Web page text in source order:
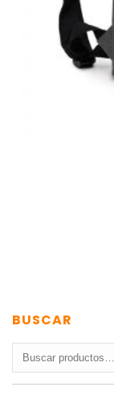
BUSCAR
Buscar
por: